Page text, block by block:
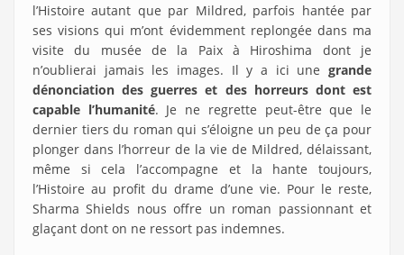
l’Histoire autant que par Mildred, parfois hantée par
ses visions qui m’ont évidemment replongée dans ma
visite du musée de la Paix à Hiroshima dont je
n’oublierai jamais les images. Il y a ici une grande
dénonciation des guerres et des horreurs dont est
capable l’humanité. Je ne regrette peut-être que le
dernier tiers du roman qui s’éloigne un peu de ça pour
plonger dans l’horreur de la vie de Mildred, délaissant,
même si cela l’accompagne et la hante toujours,
l’Histoire au profit du drame d’une vie. Pour le reste,
Sharma Shields nous offre un roman passionnant et
glaçant dont on ne ressort pas indemnes.